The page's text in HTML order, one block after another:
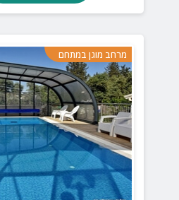
ומפנקת. צרו קשר והזמינו
נשכחים
מרחב מוגן במתחם